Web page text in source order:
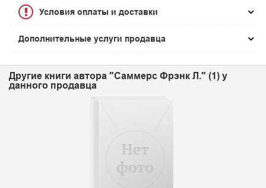
Условия оплаты и доставки
Дополнительные услуги продавца
Другие книги автора "Саммерс Фрэнк Л." (1) у
данного продавца